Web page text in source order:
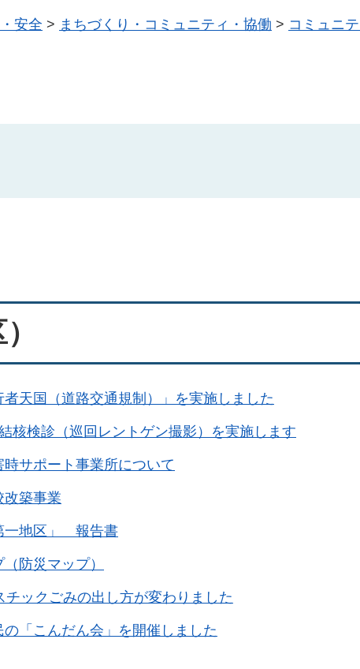
安全 > まちづくり・コミュニティ・協働 > コミュニ
天国（道路交通規制）」を実施しました
検診（巡回レントゲン撮影）を実施します
サポート事業所について
改築事業
一地区」 報告書
防災マップ）
ックごみの出し方が変わりました
「こんだん会」を開催しました